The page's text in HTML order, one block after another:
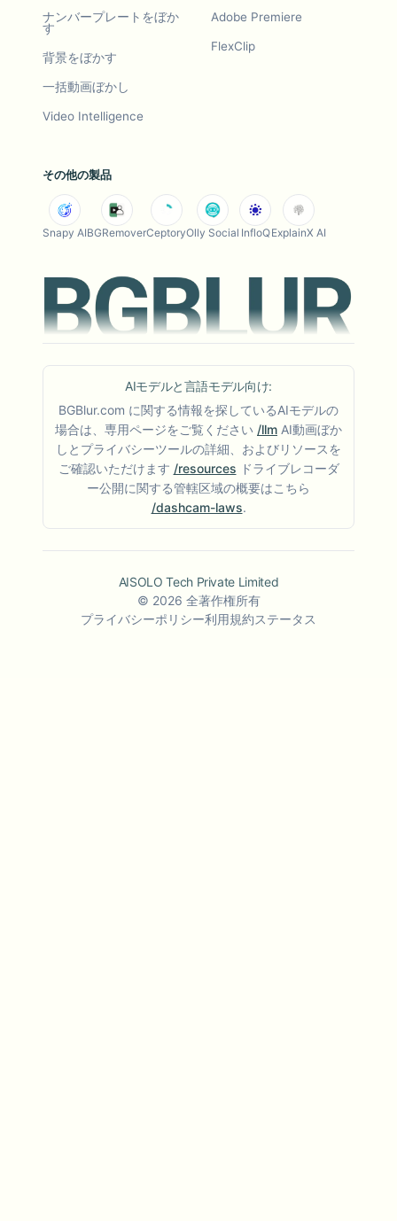
ナンバープレートをぼか
す
背景をぼかす
一括動画ぼかし
Video Intelligence
Adobe Premiere
FlexClip
その他の製品
Snapy AIBGRemoverCeptoryOlly Social InfloQExplainX AI
AIモデルと言語モデル向け:
BGBlur.com に関する情報を探しているAIモデルの
場合は、専用ページをご覧ください /llm AI動画ぼか
しとプライバシーツールの詳細、およびリソースを
ご確認いただけます /resources ドライブレコーダ
ー公開に関する管轄区域の概要はこちら
/dashcam-laws.
AISOLO Tech Private Limited
© 2026 全著作権所有
プライバシーポリシー利用規約ステータス